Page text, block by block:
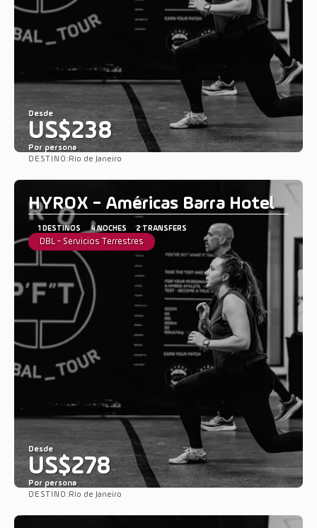
Desde
US$238
Por persona
DESTINO:Río de Janeiro
HYROX - Américas Barra Hotel
1 DESTINOS 4 NOCHES 2 TRANSFERS
DBL - Servicios Terrestres
Desde
US$278
Por persona
DESTINO:Río de Janeiro